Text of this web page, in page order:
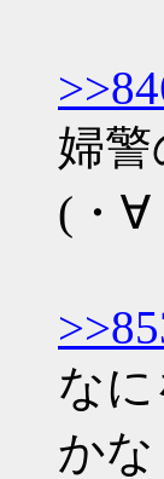
婦
(・∀
な
か